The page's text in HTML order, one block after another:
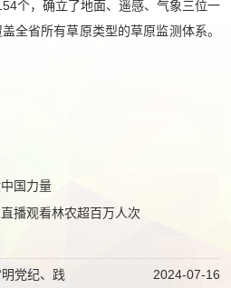
个，确立了地面、遥感、气象三位一
全省所有草原类型的草原监测体系。
国力量
播观看林农超百万人次
2024-07-16
党纪、践